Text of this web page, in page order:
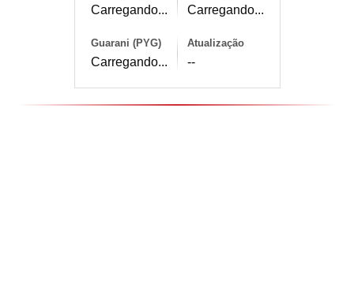
Carregando... Carregando...
Guarani (PYG)
Carregando...
Atualização
--